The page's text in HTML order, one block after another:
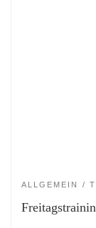
ALLGEMEIN